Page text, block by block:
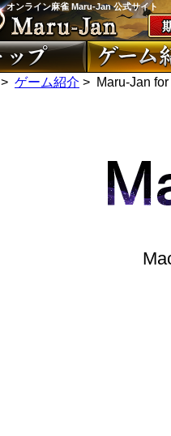
オンライン麻雀 Maru-Jan 公式サイト
> ゲーム紹介 > Maru-Jan for